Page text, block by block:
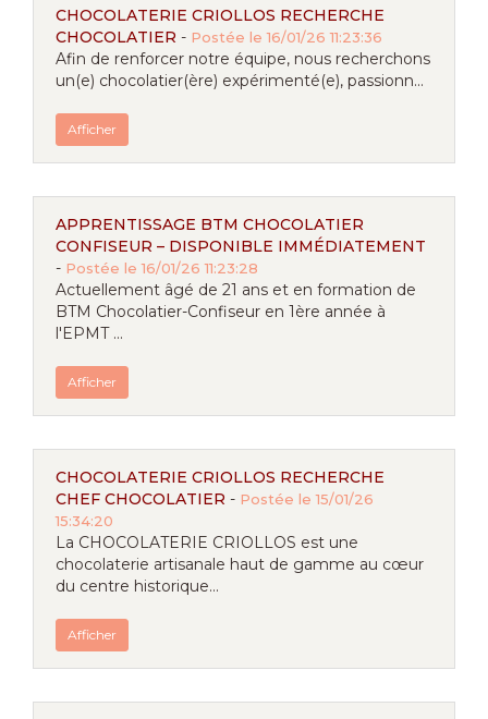
CHOCOLATERIE CRIOLLOS RECHERCHE
CHOCOLATIER - Postée le 16/01/26 11:23:36
Afin de renforcer notre équipe, nous recherchons
un(e) chocolatier(ère) expérimenté(e), passionn...
Afficher
APPRENTISSAGE BTM CHOCOLATIER
CONFISEUR – DISPONIBLE IMMÉDIATEMENT
- Postée le 16/01/26 11:23:28
Actuellement âgé de 21 ans et en formation de
BTM Chocolatier-Confiseur en 1ère année à
l'EPMT ...
Afficher
CHOCOLATERIE CRIOLLOS RECHERCHE
CHEF CHOCOLATIER - Postée le 15/01/26
15:34:20
La CHOCOLATERIE CRIOLLOS est une
chocolaterie artisanale haut de gamme au cœur
du centre historique...
Afficher